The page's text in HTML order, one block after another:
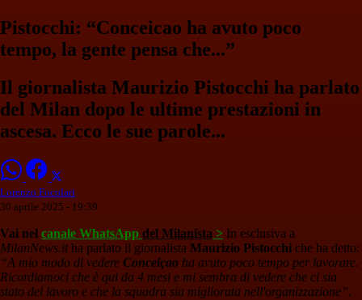
Pistocchi: “Conceicao ha avuto poco
tempo, la gente pensa che...”
Il giornalista Maurizio Pistocchi ha parlato
del Milan dopo le ultime prestazioni in
ascesa. Ecco le sue parole...
Lorenzo Focolari
30 aprile 2025 - 19:39
Vai nel canale WhatsApp del Milanista > In esclusiva a
MilanNews.itha parlato il giornalista Maurizio Pistocchi che ha detto:
“A mio modo di vedere Conceiçao ha avuto poco tempo per lavorare.
Ricordiamoci che è qui da 4 mesi e mi sembra di vedere che ci sia
stato del lavoro e che la squadra sia migliorata nell'organizzazione”.